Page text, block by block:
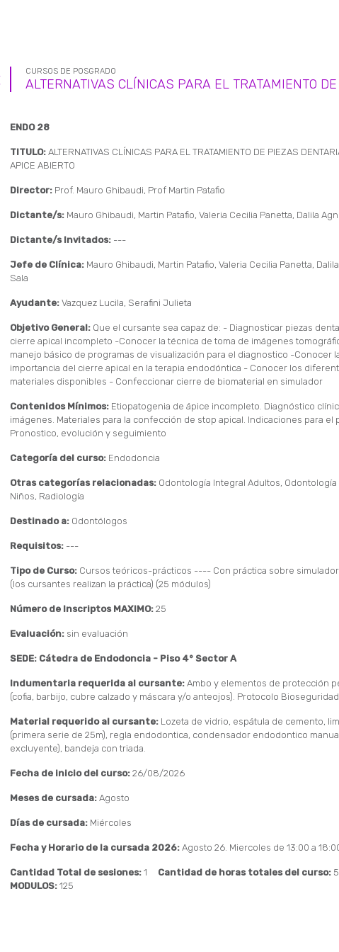
CURSOS DE POSGRADO
ALTERNATIVAS CLÍNICAS PARA EL TRATAMIENTO
ENDO 28
TITULO: ALTERNATIVAS CLÍNICAS PARA EL TRATAMIENTO DE PIEZAS
APICE ABIERTO
Director: Prof. Mauro Ghibaudi, Prof Martin Patafio
Dictante/s: Mauro Ghibaudi, Martin Patafio, Valeria Cecilia Panetta, Dalila
Dictante/s Invitados: ---
Jefe de Clínica:Mauro Ghibaudi, Martin Patafio, Valeria Cecilia Panetta,
Sala
Ayudante:Vazquez Lucila, Serafini Julieta
Objetivo General:Que el cursante sea capaz de: - Diagnosticar piezas
cierre apical incompleto -Conocer la técnica de toma de imágenes
manejo básico de programas de visualización para el diagnostico -Conocer
importancia del cierre apical en la terapia endodóntica - Conocer los
materiales disponibles - Confeccionar cierre de biomaterial en simulador
Contenidos Mínimos:Etiopatogenia de ápice incompleto. Diagnóstico
imágenes. Materiales para la confección de stop apical. Indicaciones para el
Pronostico, evolución y seguimiento
Categoría del curso:Endodoncia
Otras categorías relacionadas: Odontología Integral Adultos, Odontología
Niños, Radiología
Destinado a:Odontólogos
Requisitos:---
Tipo de Curso: Cursos teóricos-prácticos ---- Con práctica sobre
(los cursantes realizan la práctica) (25 módulos)
Número de Inscriptos MAXIMO: 25
Evaluación:sin evaluación
SEDE: Cátedra de Endodoncia - Piso 4° Sector A
Indumentaria requerida al cursante:Ambo y elementos de protección
(cofia, barbijo, cubre calzado y máscara y/o anteojos). Protocolo Bioseguridad
Material requerido al cursante:Lozeta de vidrio, espátula de cemento,
(primera serie de 25m), regla endodontica, condensador endodontico
excluyente), bandeja con triada.
Fecha de inicio del curso:26/08/2026
Meses de cursada:Agosto
Días de cursada:Miércoles
Fecha y Horario de la cursada 2026: Agosto 26. Miercoles de 13:00 a
Cantidad Total de sesiones:1 Cantidad de horas totales del curso:
MODULOS: 125